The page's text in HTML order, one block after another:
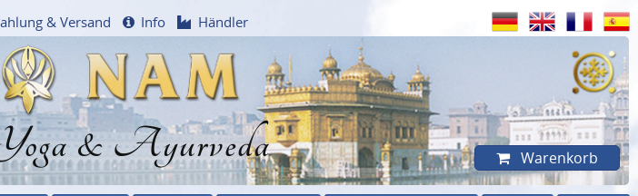
& Ayurveda
& Versand Info Händler
Warenkorb